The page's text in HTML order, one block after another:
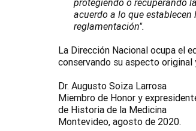
protegiendo o recuperando
acuerdo a lo que
reglamentación".
La Dirección Nacional ocupa el
conservando su aspecto
Dr. Augusto Soiza Larrosa
Miembro de Honor y
de Historia de la Medicina
Montevideo, agosto de 2020.